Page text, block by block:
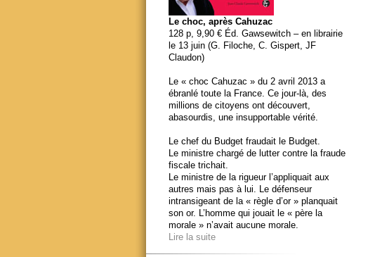
Le choc, après Cahuzac
128 p, 9,90 € Éd. Gawsewitch – en librairie
le 13 juin (G. Filoche, C. Gispert, JF
Claudon)
Le « choc Cahuzac » du 2 avril 2013 a
ébranlé toute la France. Ce jour-là, des
millions de citoyens ont découvert,
abasourdis, une insupportable vérité.
Le chef du Budget fraudait le Budget.
Le ministre chargé de lutter contre la fraude
fiscale trichait.
Le ministre de la rigueur l’appliquait aux
autres mais pas à lui. Le défenseur
intransigeant de la « règle d’or » planquait
son or. L’homme qui jouait le « père la
morale » n’avait aucune morale.
Lire la suite